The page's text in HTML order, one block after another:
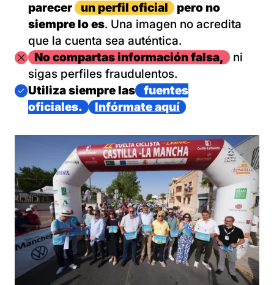
parecer
un perfil oficial
pero no
siempre lo es. Una imagen no acredita
que la cuenta sea auténtica.
ImagenNo compartas información falsa,
ni
sigas perfiles fraudulentos.
Imagen
Utiliza siempre las
fuentes
oficiales.
Infórmate aquí